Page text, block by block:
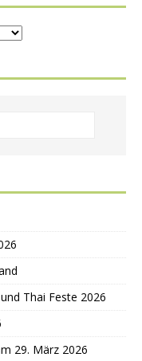
Thai Feste 2026
29. März 2026